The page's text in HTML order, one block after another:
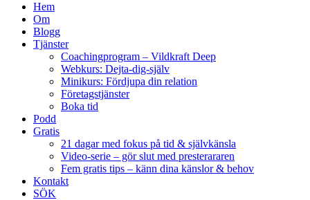
Hem
Om
Blogg
Tjänster
Coachingprogram – Vildkraft Deep
Webkurs: Dejta-dig-själv
Minikurs: Fördjupa din relation
Företagstjänster
Boka tid
Podd
Gratis
21 dagar med fokus på tid & självkänsla
Video-serie – gör slut med presterararen
Fem gratis tips – känn dina känslor & behov
Kontakt
SÖK